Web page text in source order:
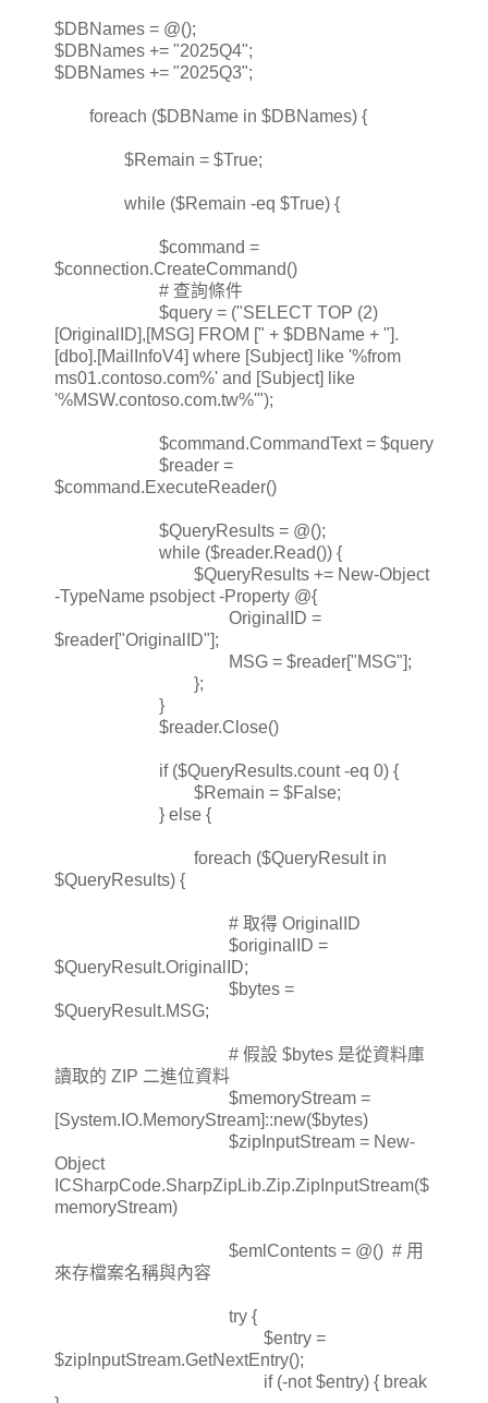
$DBNames = @();
$DBNames += "2025Q4";
$DBNames += "2025Q3";
foreach ($DBName in $DBNames) {
$Remain = $True;
while ($Remain -eq $True) {
$command =
$connection.CreateCommand()
# 查詢條件
$query = ("SELECT TOP (2)
[OriginalID],[MSG] FROM [" + $DBName + "].
[dbo].[MailInfoV4] where [Subject] like '%from
ms01.contoso.com%' and [Subject] like
'%MSW.contoso.com.tw%'");
$command.CommandText = $query
$reader =
$command.ExecuteReader()
$QueryResults = @();
while ($reader.Read()) {
$QueryResults += New-Object
-TypeName psobject -Property @{
OriginalID =
$reader["OriginalID"];
MSG = $reader["MSG"];
};
}
$reader.Close()
if ($QueryResults.count -eq 0) {
$Remain = $False;
} else {
foreach ($QueryResult in
$QueryResults) {
# 取得 OriginalID
$originalID =
$QueryResult.OriginalID;
$bytes =
$QueryResult.MSG;
# 假設 $bytes 是從資料庫
讀取的 ZIP 二進位資料
$memoryStream =
[System.IO.MemoryStream]::new($bytes)
$zipInputStream = New-
Object
ICSharpCode.SharpZipLib.Zip.ZipInputStream($
memoryStream)
$emlContents = @() # 用
來存檔案名稱與內容
try {
$entry =
$zipInputStream.GetNextEntry();
if (-not $entry) { break